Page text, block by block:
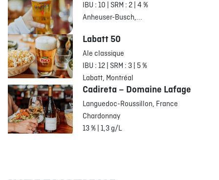
IBU : 10 | SRM : 2 | 4 %
Anheuser-Busch,...
Labatt 50
Ale classique
IBU : 12 | SRM : 3 | 5 %
Labatt, Montréal
Cadireta – Domaine Lafage
Languedoc-Roussillon, France
Chardonnay
13 % | 1,3 g/L